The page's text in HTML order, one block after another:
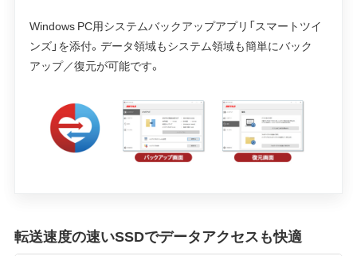
Windows PC用システムバックアップアプリ「スマートツイ
ンズ」を添付。データ領域もシステム領域も簡単にバック
アップ／復元が可能です。
転送速度の速いSSDでデータアクセスも快適